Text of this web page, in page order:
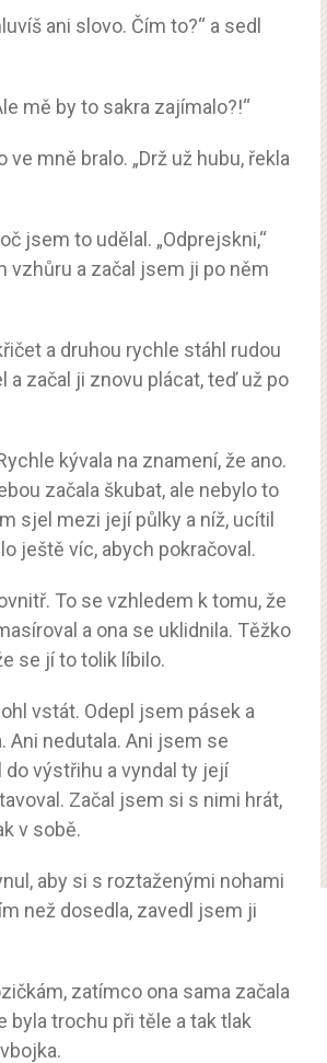
ani slovo. Čím to?“ a sedl
mě by to sakra zajímalo?!“
mně bralo. „Drž už hubu, řekla
jsem to udělal. „Odprejskni,“
vzhůru a začal jsem ji po něm
a druhou rychle stáhl rudou
a začal ji znovu plácat, teď už po
kývala na znamení, že ano.
začala škubat, ale nebylo to
sjel mezi její půlky a níž, ucítil
ještě víc, abych pokračoval.
To se vzhledem k tomu, že
a ona se uklidnila. Těžko
se jí to tolik líbilo.
vstát. Odepl jsem pásek a
Ani nedutala. Ani jsem se
výstřihu a vyndal ty její
Začal jsem si s nimi hrát,
v sobě.
aby si s roztaženými nohami
než dosedla, zavedl jsem ji
zatímco ona sama začala
byla trochu při těle a tak tlak